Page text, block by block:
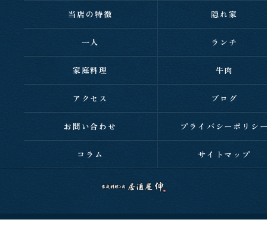
当店の特徴 隠れ家
一人 ランチ
家庭料理 牛肉
アクセス ブログ
お問い合わせ プライバシーポリシ
コラム サイトマップ